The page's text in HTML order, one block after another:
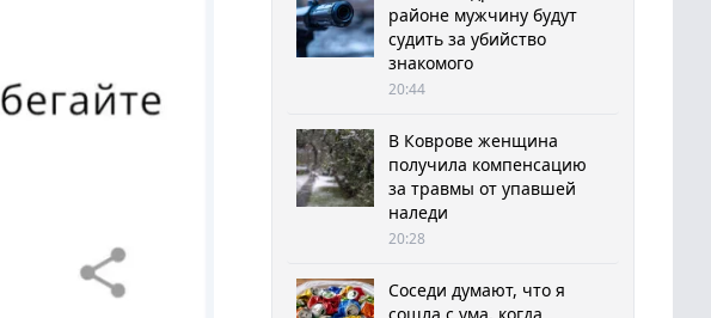
районе мужчину будут
судить за убийство
знакомого
20:44
В Коврове женщина
получила компенсацию
за травмы от упавшей
наледи
20:28
Соседи думают, что я